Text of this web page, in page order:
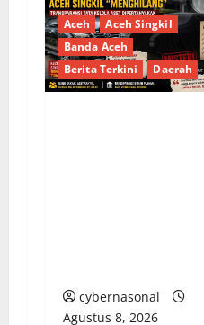
Aceh
Aceh Singkil
Banda Aceh
Berita Terkini
Daerah
cybernasonal
Agustus 8, 2026